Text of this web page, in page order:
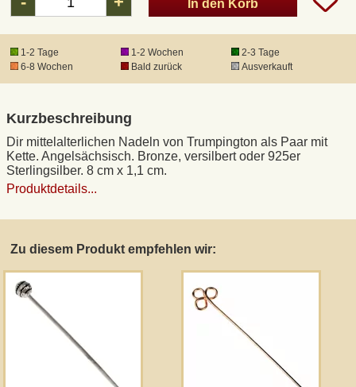
In den Korb
1-2 Tage 1-2 Wochen
2-3 Tage
6-8 Wochen
Bald zurück Ausverkauft
Kurzbeschreibung
Dir mittelalterlichen Nadeln von Trumpington als Paar mit
Kette. Angelsächsisch. Bronze, versilbert oder 925er
Sterlingsilber. 8 cm x 1,1 cm.
Produktdetails...
Zu diesem Produkt empfehlen wir:
DHL Kleinpaket
DHL Express
Produkthaftung
Datenschutz
Anfertigung von Museumsrepliken
Mittelalter-Großhandel